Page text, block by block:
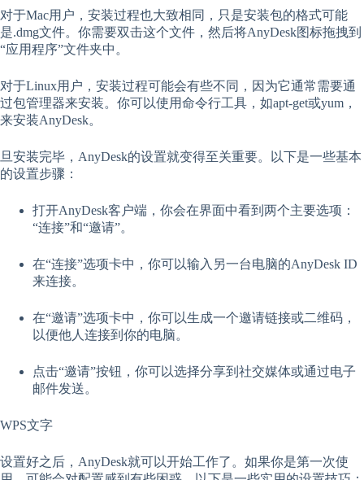
对于Mac用户，安装过程也大致相同，只是安装包的格式可能
是.dmg文件。你需要双击这个文件，然后将AnyDesk图标拖拽到
“应用程序”文件夹中。
对于Linux用户，安装过程可能会有些不同，因为它通常需要通
过包管理器来安装。你可以使用命令行工具，如apt-get或yum，
来安装AnyDesk。
旦安装完毕，AnyDesk的设置就变得至关重要。以下是一些基本
的设置步骤：
打开AnyDesk客户端，你会在界面中看到两个主要选项：
“连接”和“邀请”。
在“连接”选项卡中，你可以输入另一台电脑的AnyDesk ID
来连接。
在“邀请”选项卡中，你可以生成一个邀请链接或二维码，
以便他人连接到你的电脑。
点击“邀请”按钮，你可以选择分享到社交媒体或通过电子
邮件发送。
WPS文字
设置好之后，AnyDesk就可以开始工作了。如果你是第一次使